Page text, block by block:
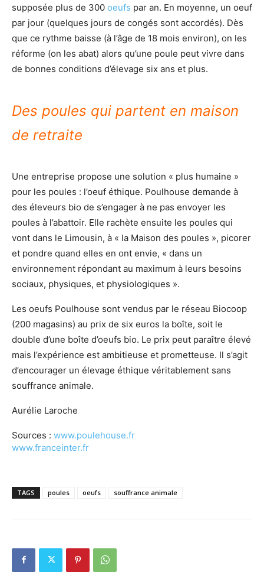
supposée plus de 300 oeufs par an. En moyenne, un oeuf
par jour (quelques jours de congés sont accordés). Dès
que ce rythme baisse (à l’âge de 18 mois environ), on les
réforme (on les abat) alors qu’une poule peut vivre dans
de bonnes conditions d’élevage six ans et plus.
Des poules qui partent en maison
de retraite
Une entreprise propose une solution « plus humaine »
pour les poules : l’oeuf éthique. Poulhouse demande à
des éleveurs bio de s’engager à ne pas envoyer les
poules à l’abattoir. Elle rachète ensuite les poules qui
vont dans le Limousin, à « la Maison des poules », picorer
et pondre quand elles en ont envie, « dans un
environnement répondant au maximum à leurs besoins
sociaux, physiques, et physiologiques ».
Les oeufs Poulhouse sont vendus par le réseau Biocoop
(200 magasins) au prix de six euros la boîte, soit le
double d’une boîte d’oeufs bio. Le prix peut paraître élevé
mais l’expérience est ambitieuse et prometteuse. Il s’agit
d’encourager un élevage éthique véritablement sans
souffrance animale.
Aurélie Laroche
Sources : www.poulehouse.fr
www.franceinter.fr
TAGS poules oeufs souffrance animale